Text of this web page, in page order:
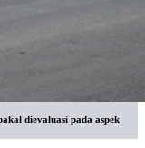
dievaluasi pada aspek